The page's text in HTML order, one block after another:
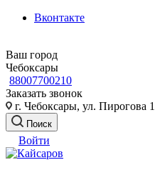
Вконтакте
Ваш город
Чебоксары
88007700210
Заказать звонок
г. Чебоксары, ул. Пирогова
Поиск
Войти